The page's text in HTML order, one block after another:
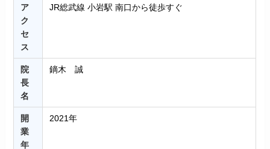
ア
ク
セ
ス
JR総武線 小岩駅 南口から徒歩すぐ
院
長
名
鏑木 誠
開
業
年
2021年